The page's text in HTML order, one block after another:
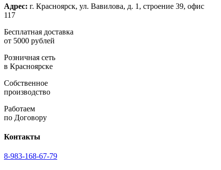
Адрес: г. Красноярск, ул. Вавилова, д. 1, строение 39, офис
117
Бесплатная доставка
от 5000 рублей
Розничная сеть
в Красноярске
Собственное
производство
Работаем
по Договору
Контакты
8-983-168-67-79